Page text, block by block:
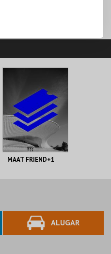
MAAT FRIEND+1
MAIS INFOALUGAR